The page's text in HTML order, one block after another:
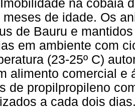
na cobaia
meses de idade. Os
de Bauru e
em ambiente com
(23-25º C)
alimento comercial e
de propilpropileno
a cada dois